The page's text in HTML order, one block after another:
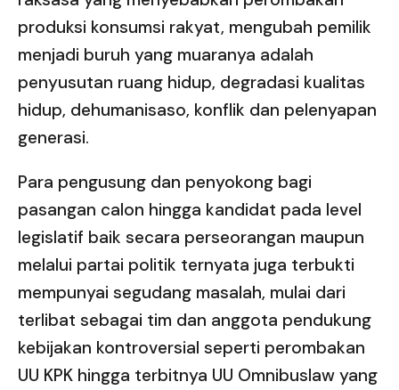
produksi konsumsi rakyat, mengubah pemilik
menjadi buruh yang muaranya adalah
penyusutan ruang hidup, degradasi kualitas
hidup, dehumanisaso, konflik dan pelenyapan
generasi.
Para pengusung dan penyokong bagi
pasangan calon hingga kandidat pada level
legislatif baik secara perseorangan maupun
melalui partai politik ternyata juga terbukti
mempunyai segudang masalah, mulai dari
terlibat sebagai tim dan anggota pendukung
kebijakan kontroversial seperti perombakan
UU KPK hingga terbitnya UU Omnibuslaw yang